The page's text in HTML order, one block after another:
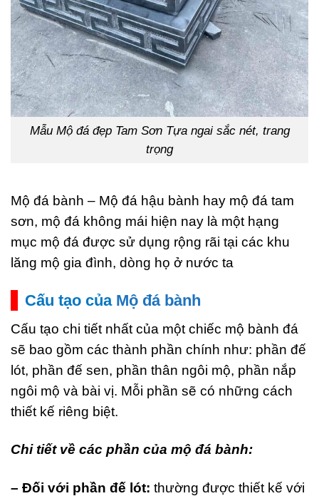
Mẫu Mộ đá đẹp Tam Sơn Tựa ngai sắc nét, trang
trọng
Mộ đá bành – Mộ đá hậu bành hay mộ đá tam
sơn, mộ đá không mái hiện nay là một hạng
mục mộ đá được sử dụng rộng rãi tại các khu
lăng mộ gia đình, dòng họ ở nước ta
Cấu tạo của Mộ đá bành
Cấu tạo chi tiết nhất của một chiếc mộ bành đá
sẽ bao gồm các thành phần chính như: phần đế
lót, phần đế sen, phần thân ngôi mộ, phần nắp
ngôi mộ và bài vị. Mỗi phần sẽ có những cách
thiết kế riêng biệt.
Chi tiết về các phần của mộ đá bành:
– Đối với phần đế lót: thường được thiết kế với